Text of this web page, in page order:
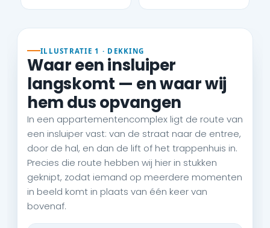
ILLUSTRATIE 1 · DEKKING
Waar een insluiper
langskomt — en waar wij
hem dus opvangen
In een appartementencomplex ligt de route van
een insluiper vast: van de straat naar de entree,
door de hal, en dan de lift of het trappenhuis in.
Precies die route hebben wij hier in stukken
geknipt, zodat iemand op meerdere momenten
in beeld komt in plaats van één keer van
bovenaf.